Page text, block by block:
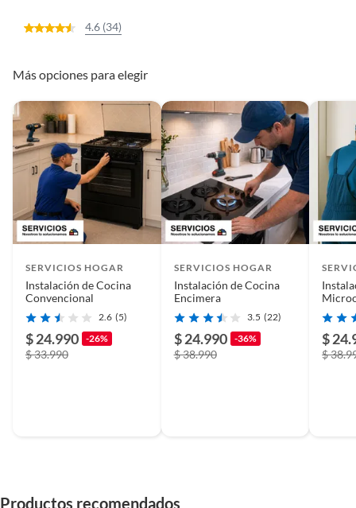
4.6 (34)
Más opciones para elegir
SERVICIOS HOGAR
Instalación de Cocina
Convencional
2.6 (5)
$ 24.990 -26%
$ 33.990
SERVICIOS HOGAR
Instalación de Cocina
Encimera
3.5 (22)
$ 24.990 -36%
$ 38.990
$
$
Productos recomendados